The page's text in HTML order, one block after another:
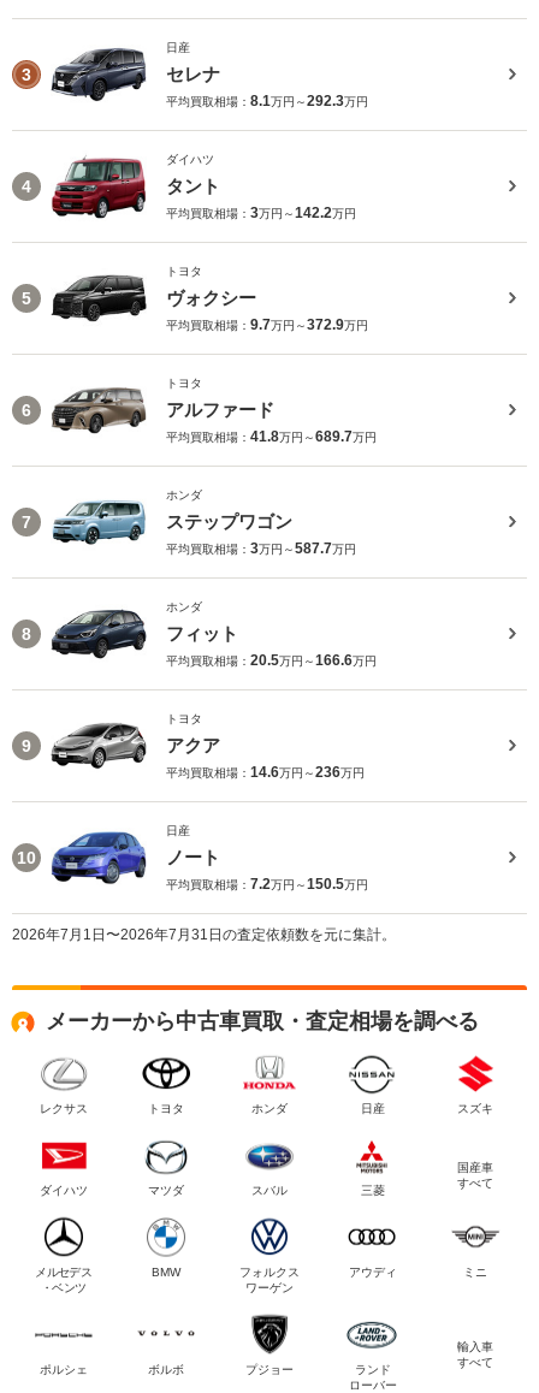
3
日産
セレナ
平均買取相場： 8.1万円～292.3万円
4
ダイハツ
タント
平均買取相場： 3万円～142.2万円
5
トヨタ
ヴォクシー
平均買取相場： 9.7万円～372.9万円
6
トヨタ
アルファード
平均買取相場： 41.8万円～689.7万円
7
ホンダ
ステップワゴン
平均買取相場： 3万円～587.7万円
8
ホンダ
フィット
平均買取相場： 20.5万円～166.6万円
9
トヨタ
アクア
平均買取相場： 14.6万円～236万円
10
日産
ノート
平均買取相場： 7.2万円～150.5万円
2026年7月1日〜2026年7月31日の査定依頼数を元に集計。
メーカーから中古車買取・査定相場を調べる
レクサス トヨタ ホンダ 日産 スズキ
ダイハツ マツダ スバル 三菱
国産車
すべて
メルセデス
・ベンツ
BMW
フォルクス
ワーゲン
アウディ ミニ
ポルシェ ボルボ プジョー
ランド
ローバー
輸入車
すべて